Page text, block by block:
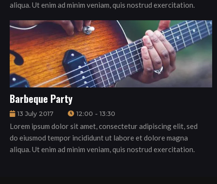
aliqua. Ut enim ad minim veniam, quis nostrud exercitation.
Barbeque Party
13 July 2017 12:00 - 13:30
Lorem ipsum dolor sit amet, consectetur adipiscing elit, sed
do eiusmod tempor incididunt ut labore et dolore magna
aliqua. Ut enim ad minim veniam, quis nostrud exercitation.